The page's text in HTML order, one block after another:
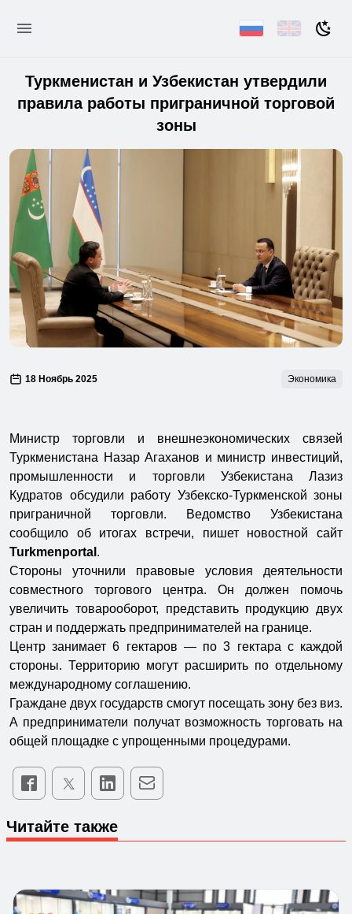
Туркменистан и Узбекистан утвердили
правила работы приграничной торговой
зоны
18 Ноябрь 2025 Экономика
Министр торговли и внешнеэкономических связей
Туркменистана Назар Агаханов и министр инвестиций,
промышленности и торговли Узбекистана Лазиз
Кудратов обсудили работу Узбекско-Туркменской зоны
приграничной торговли. Ведомство Узбекистана
сообщило об итогах встречи, пишет новостной сайт
Turkmenportal .
Стороны уточнили правовые условия деятельности
совместного торгового центра. Он должен помочь
увеличить товарооборот, представить продукцию двух
стран и поддержать предпринимателей на границе.
Центр занимает 6 гектаров — по 3 гектара с каждой
стороны. Территорию могут расширить по отдельному
международному соглашению.
Граждане двух государств смогут посещать зону без виз.
А предприниматели получат возможность торговать на
общей площадке с упрощенными процедурами.
Читайте также